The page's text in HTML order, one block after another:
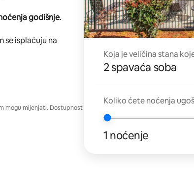
godišnje.
se isplaćuju na
mogu mijenjati. Dostupnost
Koja je veličina stana
2 spavaća soba
Koliko ćete noćenja
1 noćenje